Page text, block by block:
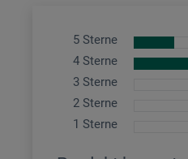
5 Sterne
4 Sterne
3 Sterne
2 Sterne
1 Sterne